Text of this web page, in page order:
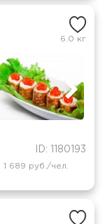
6.0 кг
ID: 1180193
1 689 руб./чел.